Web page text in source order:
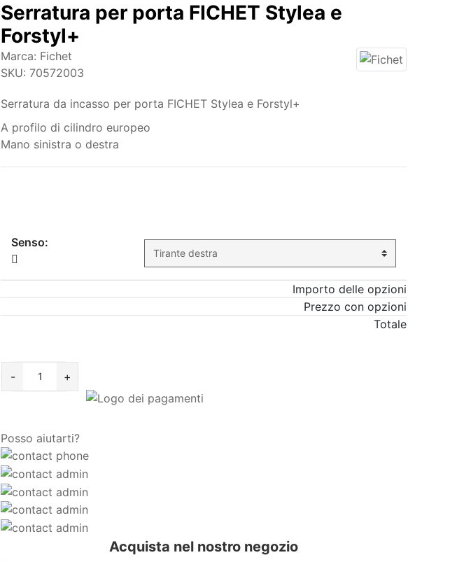
Serratura per porta FICHET Stylea e
Forstyl+
Marca: Fichet
SKU: 70572003
Serratura da incasso per porta FICHET Stylea e Forstyl+
A profilo di cilindro europeo
Mano sinistra o destra
Senso:
Importo delle opzioni
Prezzo con opzioni
Totale
- +
Posso aiutarti?
Acquista nel nostro negozio